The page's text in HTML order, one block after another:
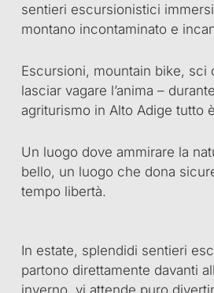
sentieri escursionistici
montano incontaminato e
Escursioni, mountain bike, sci
lasciar vagare l’anima –
agriturismo in Alto Adige tutto
Un luogo dove ammirare la
bello, un luogo che dona
tempo libertà.
In estate, splendidi sentieri
partono direttamente davanti
inverno, vi attende puro